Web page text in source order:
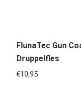
FlunaTec Gun
Druppelfles
€10,95